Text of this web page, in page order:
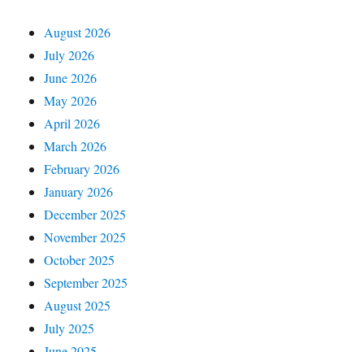
August 2026
July 2026
June 2026
May 2026
April 2026
March 2026
February 2026
January 2026
December 2025
November 2025
October 2025
September 2025
August 2025
July 2025